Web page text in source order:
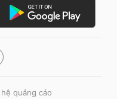
quảng cáo